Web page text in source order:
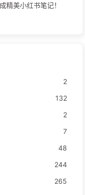
精美小红书笔记！
2
132
2
7
48
244
265